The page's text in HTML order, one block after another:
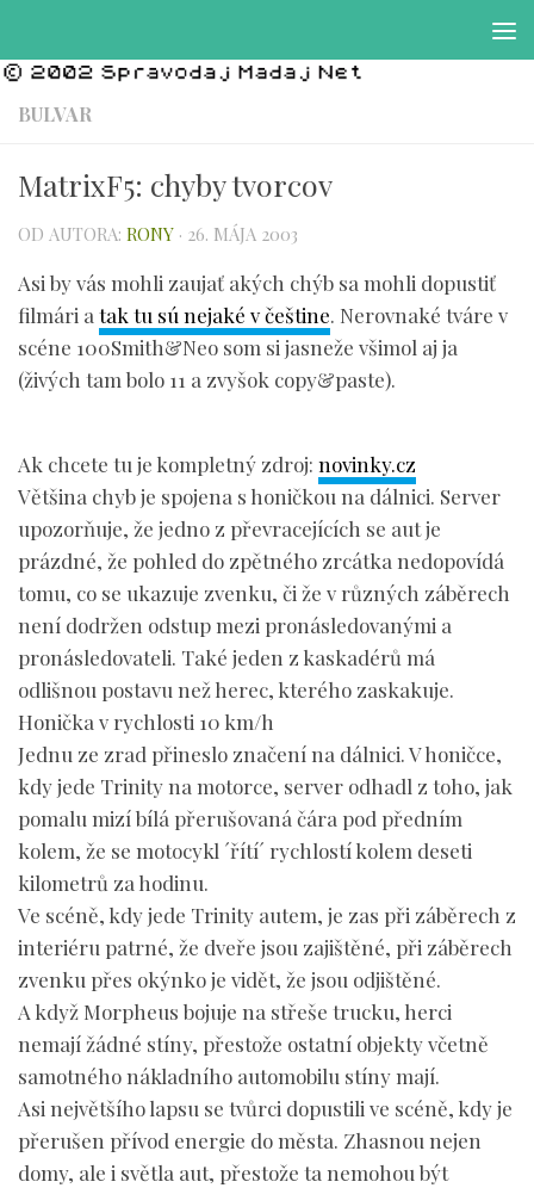
BULVAR
MatrixF5: chyby tvorcov
OD AUTORA: RONY · 26. MÁJA 2003
Asi by vás mohli zaujať akých chýb sa mohli dopustiť
filmári a tak tu sú nejaké v češtine. Nerovnaké tváre v
scéne 100Smith&Neo som si jasneže všimol aj ja
(živých tam bolo 11 a zvyšok copy&paste).
Ak chcete tu je kompletný zdroj: novinky.cz
Většina chyb je spojena s honičkou na dálnici. Server
upozorňuje, že jedno z převracejících se aut je
prázdné, že pohled do zpětného zrcátka nedopovídá
tomu, co se ukazuje zvenku, či že v různých záběrech
není dodržen odstup mezi pronásledovanými a
pronásledovateli. Také jeden z kaskadérů má
odlišnou postavu než herec, kterého zaskakuje.
Honička v rychlosti 10 km/h
Jednu ze zrad přineslo značení na dálnici. V honičce,
kdy jede Trinity na motorce, server odhadl z toho, jak
pomalu mizí bílá přerušovaná čára pod předním
kolem, že se motocykl ´řítí´ rychlostí kolem deseti
kilometrů za hodinu.
Ve scéně, kdy jede Trinity autem, je zas při záběrech z
interiéru patrné, že dveře jsou zajištěné, při záběrech
zvenku přes okýnko je vidět, že jsou odjištěné.
A když Morpheus bojuje na střeše trucku, herci
nemají žádné stíny, přestože ostatní objekty včetně
samotného nákladního automobilu stíny mají.
Asi největšího lapsu se tvůrci dopustili ve scéně, kdy je
přerušen přívod energie do města. Zhasnou nejen
domy, ale i světla aut, přestože ta nemohou být